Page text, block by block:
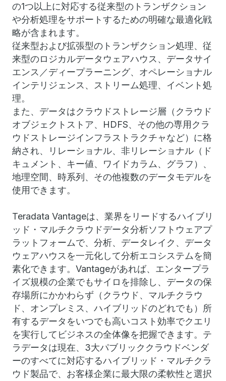
の1つ以上に対応する従来型のトランザクション
や分析処理をサポートするための明確な最適化戦
略が含まれます。
従来型および拡張型のトランザクション処理、従
来型のロジカルデータウェアハウス、データサイ
エンス／ディープラーニング、オペレーショナル
インテリジェンス、ストリーム処理、イベント処
理。
また、データはクラウドストレージ層（クラウド
オブジェクトストア、HDFS、その他の専用クラ
ウドストレージインフラストラクチャなど）に格
納され、リレーショナル、非リレーショナル（ド
キュメント、キー値、ワイドカラム、グラフ）、
地理空間、時系列、その他複数のデータモデルを
使用できます。
Teradata Vantageは、業界をリードするハイブリ
ッド・マルチクラウドデータ分析ソフトウェアプ
ラットフォームで、分析、データレイク、データ
ウェアハウスを一元化して分析エコシステムを簡
素化できます。Vantageがあれば、エンタープラ
イズ規模の企業でもサイロを排除し、データの保
存場所にかかわらず（クラウド、マルチクラウ
ド、オンプレミス、ハイブリッドのどれでも）所
有するデータをいつでも高いコスト効率でクエリ
を実行してビジネスの全体像を把握できます。テ
ラデータは現在、3大パブリッククラウドベンダ
ーのすべてに対応するハイブリッド・マルチクラ
ウド製品で、お客様企業に最大限の柔軟性と選択